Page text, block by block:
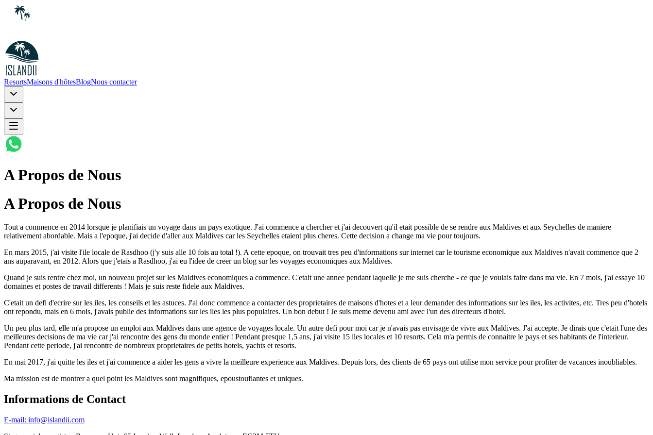
ResortsMaisons d'hôtesBlogNous contacter
A Propos de Nous
A Propos de Nous
Tout a commence en 2014 lorsque je planifiais un voyage dans un pays exotique. J'ai commence a chercher et j'ai decouvert qu'il etait possible de se rendre aux Maldives et aux Seychelles de maniere
relativement abordable. Mais a l'epoque, j'ai decide d'aller aux Maldives car les Seychelles etaient plus cheres. Cette decision a change ma vie pour toujours.
En mars 2015, j'ai visite l'ile locale de Rasdhoo (j'y suis alle 10 fois au total !). A cette epoque, on trouvait tres peu d'informations sur internet car le tourisme economique aux Maldives n'avait commence que 2
ans auparavant, en 2012. Alors que j'etais a Rasdhoo, j'ai eu l'idee de creer un blog sur les voyages economiques aux Maldives.
Quand je suis rentre chez moi, un nouveau projet sur les Maldives economiques a commence. C'etait une annee pendant laquelle je me suis cherche - ce que je voulais faire dans ma vie. En 7 mois, j'ai essaye 10
domaines et postes de travail differents ! Mais je suis reste fidele aux Maldives.
C'etait un defi d'ecrire sur les iles, les conseils et les astuces. J'ai donc commence a contacter des proprietaires de maisons d'hotes et a leur demander des informations sur les iles, les activites, etc. Tres peu d'hotels
ont repondu, mais en 6 mois, j'avais publie des informations sur les iles les plus populaires. Un bon debut ! Je suis meme devenu ami avec l'un des directeurs d'hotel.
Un peu plus tard, elle m'a propose un emploi aux Maldives dans une agence de voyages locale. Un autre defi pour moi car je n'avais pas envisage de vivre aux Maldives. J'ai accepte. Je dirais que c'etait l'une des
meilleures decisions de ma vie car j'ai rencontre des gens du monde entier ! Pendant presque 1,5 ans, j'ai visite 15 iles locales et 10 resorts. Cela m'a permis de connaitre le pays et ses habitants de l'interieur.
Pendant cette periode, j'ai rencontre de nombreux proprietaires de petits hotels, yachts et resorts.
En mai 2017, j'ai quitte les iles et j'ai commence a aider les gens a vivre la meilleure experience aux Maldives. Depuis lors, des clients de 65 pays ont utilise mon service pour profiter de vacances inoubliables.
Ma mission est de montrer a quel point les Maldives sont magnifiques, epoustouflantes et uniques.
Informations de Contact
E-mail: info@islandii.com